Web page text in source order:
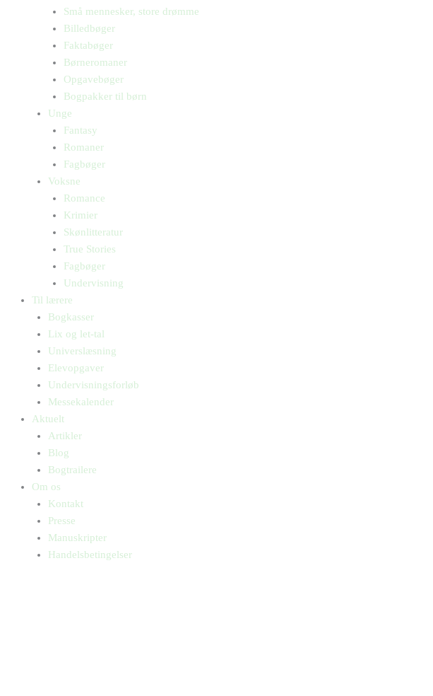
Små mennesker, store drømme
Billedbøger
Faktabøger
Børneromaner
Opgavebøger
Bogpakker til børn
Unge
Fantasy
Romaner
Fagbøger
Voksne
Romance
Krimier
Skønlitteratur
True Stories
Fagbøger
Undervisning
Til lærere
Bogkasser
Lix og let-tal
Universlæsning
Elevopgaver
Undervisningsforløb
Messekalender
Aktuelt
Artikler
Blog
Bogtrailere
Om os
Kontakt
Presse
Manuskripter
Handelsbetingelser